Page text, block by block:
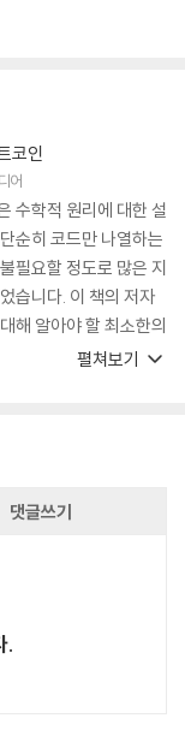
코인
어
수학적 원리에 대한 설
순히 코드만 나열하는
필요할 정도로 많은 지
습니다. 이 책의 저자
해 알아야 할 최소한의
면서도 비트코인 기술
하는 계기로 삼기를 바
펼쳐보기
댓글쓰기
.